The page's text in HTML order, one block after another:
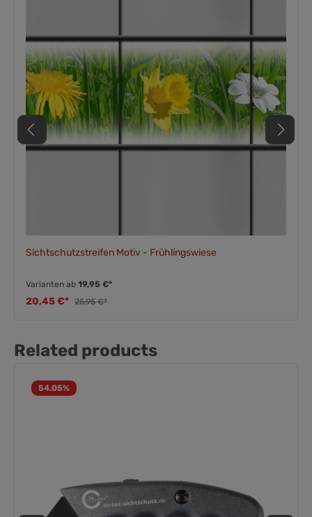
Sichtschutzstreifen Motiv - Frühlingswiese
Varianten ab 19,95 €*
20,45 €* 25,95 €*
Related products
54.05%